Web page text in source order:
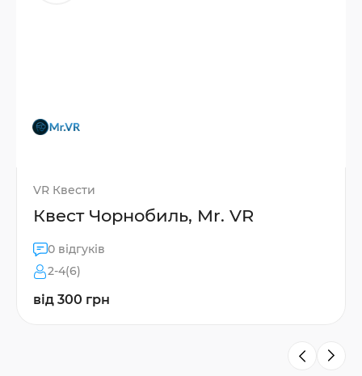
VR Квести
Квест Чорнобиль, Mr. VR
0 відгуків
2-4(6)
від 300 грн